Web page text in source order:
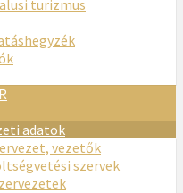
turizmus
adatok
vezetők
szervek